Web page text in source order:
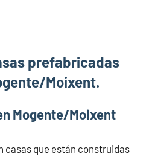
prefabricadas
Moixent.
Mogente/Moixent
casas que están construidas